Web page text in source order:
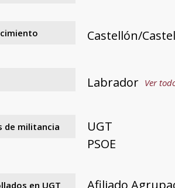
Castellón/
Labrador Ver
de militancia
UGT
PSOE
en UGT Afiliado